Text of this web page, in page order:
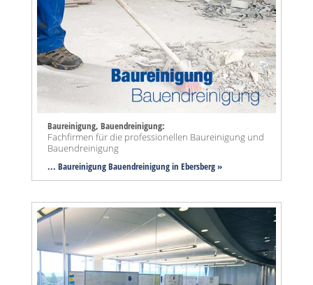
Baureinigung, Bauendreinigung:
Fachfirmen für die professionellen Baureinigung und
Bauendreinigung
... Baureinigung Bauendreinigung in Ebersberg »